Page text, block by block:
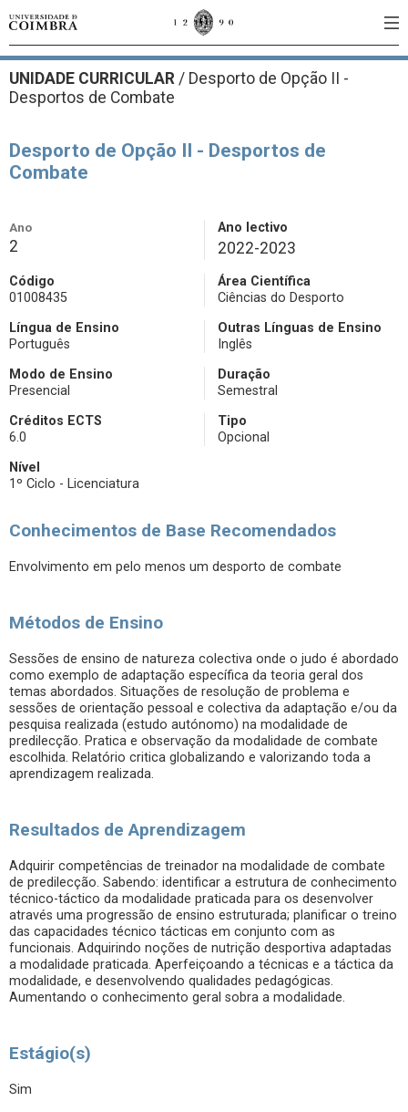
UNIDADE CURRICULAR / Desporto de Opção II -
Desportos de Combate
Desporto de Opção II - Desportos de
Combate
Ano
2
Ano lectivo
2022-2023
Código
01008435
Área Científica
Ciências do Desporto
Língua de Ensino
Português
Outras Línguas de Ensino
Inglês
Modo de Ensino
Presencial
Duração
Semestral
Créditos ECTS
6.0
Tipo
Opcional
Nível
1º Ciclo - Licenciatura
Conhecimentos de Base Recomendados
Envolvimento em pelo menos um desporto de combate
Métodos de Ensino
Sessões de ensino de natureza colectiva onde o judo é abordado
como exemplo de adaptação específica da teoria geral dos
temas abordados. Situações de resolução de problema e
sessões de orientação pessoal e colectiva da adaptação e/ou da
pesquisa realizada (estudo autónomo) na modalidade de
predilecção. Pratica e observação da modalidade de combate
escolhida. Relatório critica globalizando e valorizando toda a
aprendizagem realizada.
Resultados de Aprendizagem
Adquirir competências de treinador na modalidade de combate
de predilecção. Sabendo: identificar a estrutura de conhecimento
técnico-táctico da modalidade praticada para os desenvolver
através uma progressão de ensino estruturada; planificar o treino
das capacidades técnico tácticas em conjunto com as
funcionais. Adquirindo noções de nutrição desportiva adaptadas
a modalidade praticada. Aperfeiçoando a técnicas e a táctica da
modalidade, e desenvolvendo qualidades pedagógicas.
Aumentando o conhecimento geral sobra a modalidade.
Estágio(s)
Sim